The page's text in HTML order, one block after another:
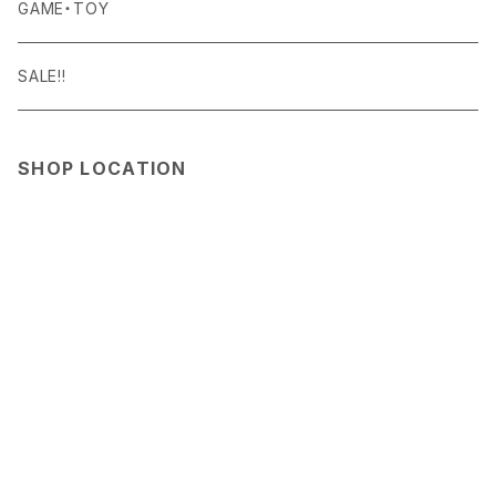
Curry Mason
Detail
SHOES
HAT・CAP
NITE IZE
S-BBINER
RGM
KITCHEN GOODS
TABLEWARE
ART PIECE
BODY & SKIN CARE
POTTED PLANTS
TERRARIUM
GAME・TOY
SALE!!
SHOP LOCATION